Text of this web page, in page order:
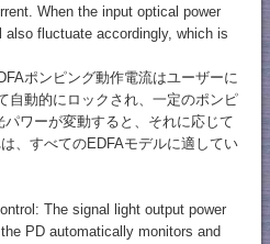
When the input optical power
fluctuate accordingly, which is
ポンピング動作電流はユーザーに
自動的にロックされ、一定のポンピ
ワーが変動すると、それに応じて
、すべてのEDFAモデルに適してい
The signal light output power
PD automatically monitors and